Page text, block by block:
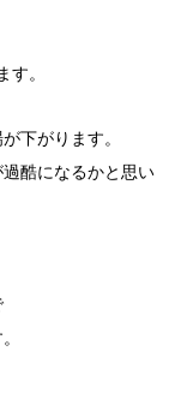
す。
下がります。
酷になるかと思い